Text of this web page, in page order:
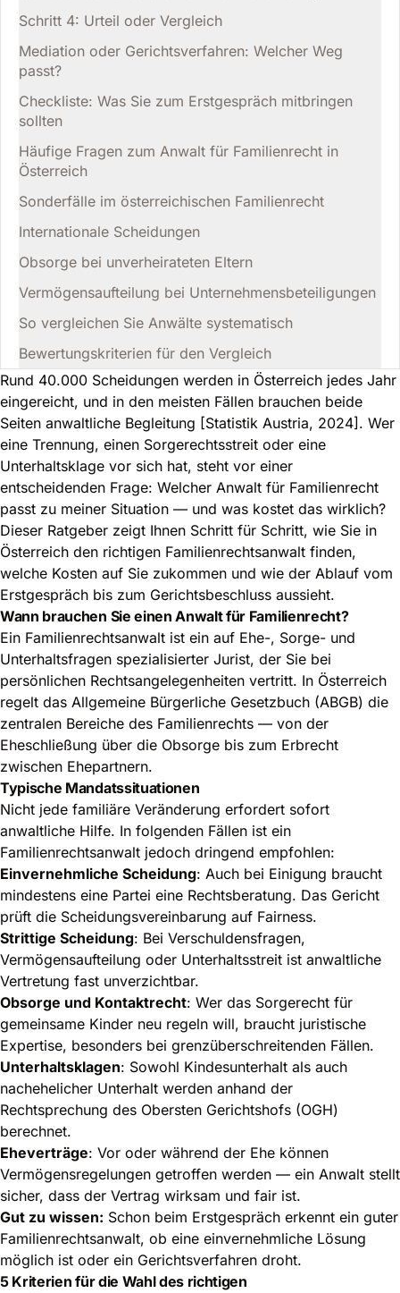
Schritt 4: Urteil oder Vergleich
Mediation oder Gerichtsverfahren: Welcher Weg
passt?
Checkliste: Was Sie zum Erstgespräch mitbringen
sollten
Häufige Fragen zum Anwalt für Familienrecht in
Österreich
Sonderfälle im österreichischen Familienrecht
Internationale Scheidungen
Obsorge bei unverheirateten Eltern
Vermögensaufteilung bei Unternehmensbeteiligungen
So vergleichen Sie Anwälte systematisch
Bewertungskriterien für den Vergleich
Rund 40.000 Scheidungen werden in Österreich jedes Jahr
eingereicht, und in den meisten Fällen brauchen beide
Seiten anwaltliche Begleitung [Statistik Austria, 2024]. Wer
eine Trennung, einen Sorgerechtsstreit oder eine
Unterhaltsklage vor sich hat, steht vor einer
entscheidenden Frage: Welcher Anwalt für Familienrecht
passt zu meiner Situation — und was kostet das wirklich?
Dieser Ratgeber zeigt Ihnen Schritt für Schritt, wie Sie in
Österreich den richtigen Familienrechtsanwalt finden,
welche Kosten auf Sie zukommen und wie der Ablauf vom
Erstgespräch bis zum Gerichtsbeschluss aussieht.
Wann brauchen Sie einen Anwalt für Familienrecht?
Ein Familienrechtsanwalt ist ein auf Ehe-, Sorge- und
Unterhaltsfragen spezialisierter Jurist, der Sie bei
persönlichen Rechtsangelegenheiten vertritt. In Österreich
regelt das Allgemeine Bürgerliche Gesetzbuch (ABGB) die
zentralen Bereiche des Familienrechts — von der
Eheschließung über die Obsorge bis zum Erbrecht
zwischen Ehepartnern.
Typische Mandatssituationen
Nicht jede familiäre Veränderung erfordert sofort
anwaltliche Hilfe. In folgenden Fällen ist ein
Familienrechtsanwalt jedoch dringend empfohlen:
Einvernehmliche Scheidung: Auch bei Einigung braucht
mindestens eine Partei eine Rechtsberatung. Das Gericht
prüft die Scheidungsvereinbarung auf Fairness.
Strittige Scheidung: Bei Verschuldensfragen,
Vermögensaufteilung oder Unterhaltsstreit ist anwaltliche
Vertretung fast unverzichtbar.
Obsorge und Kontaktrecht: Wer das Sorgerecht für
gemeinsame Kinder neu regeln will, braucht juristische
Expertise, besonders bei grenzüberschreitenden Fällen.
Unterhaltsklagen: Sowohl Kindesunterhalt als auch
nachehelicher Unterhalt werden anhand der
Rechtsprechung des Obersten Gerichtshofs (OGH)
berechnet.
Eheverträge: Vor oder während der Ehe können
Vermögensregelungen getroffen werden — ein Anwalt stellt
sicher, dass der Vertrag wirksam und fair ist.
Gut zu wissen: Schon beim Erstgespräch erkennt ein guter
Familienrechtsanwalt, ob eine einvernehmliche Lösung
möglich ist oder ein Gerichtsverfahren droht.
5 Kriterien für die Wahl des richtigen